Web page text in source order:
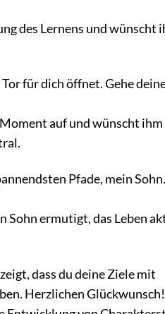
des Lernens und wünscht
für dich öffnet. Gehe
auf und wünscht ihm
Pfade, mein
Sohn ermutigt, das Leben
dass du deine Ziele mit
Herzlichen